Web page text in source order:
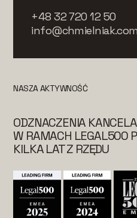
+48 32 720 12 50
NASZA AKTYWNOŚĆ
ODZNACZENIA
W RAMACH LEGAL500
KILKA LAT Z RZĘDU